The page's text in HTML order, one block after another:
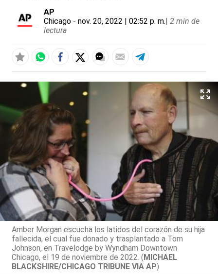
AP
Chicago - nov. 20, 2022 | 02:52 p. m.| 2 min de
lectura
Amber Morgan escucha los latidos del corazón de su hija
fallecida, el cual fue donado y trasplantado a Tom
Johnson, en Travelodge by Wyndham Downtown
Chicago, el 19 de noviembre de 2022. (MICHAEL
BLACKSHIRE/CHICAGO TRIBUNE VIA AP)